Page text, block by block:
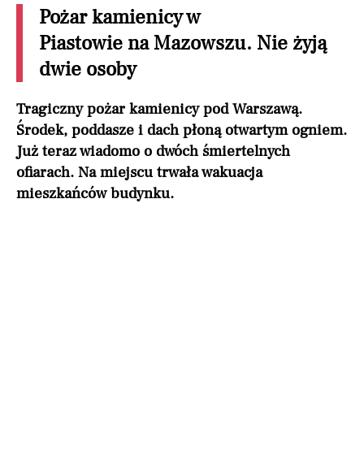
Pożar kamienicy w
Piastowie na Mazowszu. Nie żyją
dwie osoby
Tragiczny pożar kamienicy pod Warszawą.
Środek, poddasze i dach płoną otwartym ogniem.
Już teraz wiadomo o dwóch śmiertelnych
ofiarach. Na miejscu trwała wakuacja
mieszkańców budynku.